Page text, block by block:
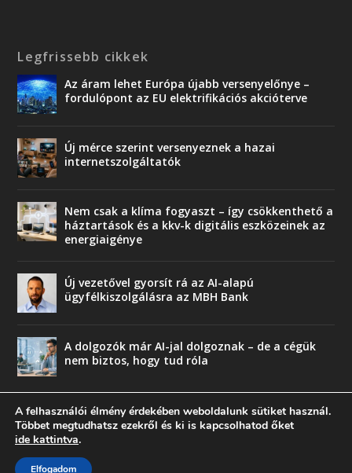
Legfrissebb cikkek
Az áram lehet Európa újabb versenyelőnye –
fordulópont az EU elektrifikációs akcióterve
Új mérce szerint versenyeznek a hazai
internetszolgáltatók
Nem csak a klíma fogyaszt – így csökkenthető a
háztartások és a kkv-k digitális eszközeinek az
energiaigénye
Új vezetővel gyorsít rá az AI-alapú
ügyfélkiszolgálásra az MBH Bank
A dolgozók már AI-jal dolgoznak – de a cégük
nem biztos, hogy tud róla
A felhasználói élmény érdekében weboldalunk sütiket használ.
Többet megtudhatsz ezekről és ki is kapcsolhatod őket
ide kattintva.
Elfogadom